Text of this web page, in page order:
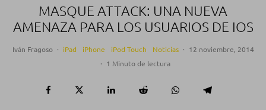
MASQUE ATTACK: UNA NUEVA
AMENAZA PARA LOS USUARIOS DE IOS
Iván Fragoso · iPad iPhone iPod Touch Noticias · 12 noviembre, 2014
· 1 Minuto de lectura